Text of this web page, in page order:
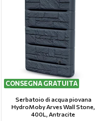
CONSEGNA GRATUITA
Serbatoio di acqua piovana
HydroMoby Arves Wall Stone,
400L, Antracite